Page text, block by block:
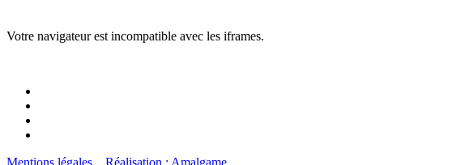
Votre navigateur est incompatible avec les iframes.